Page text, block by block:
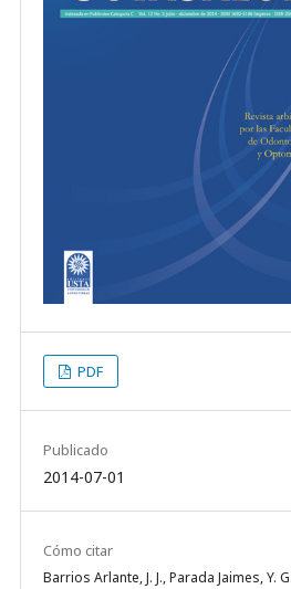
PDF
Publicado
2014-07-01
Cómo citar
Barrios Arlante, J. J., Parada Jaimes, Y.